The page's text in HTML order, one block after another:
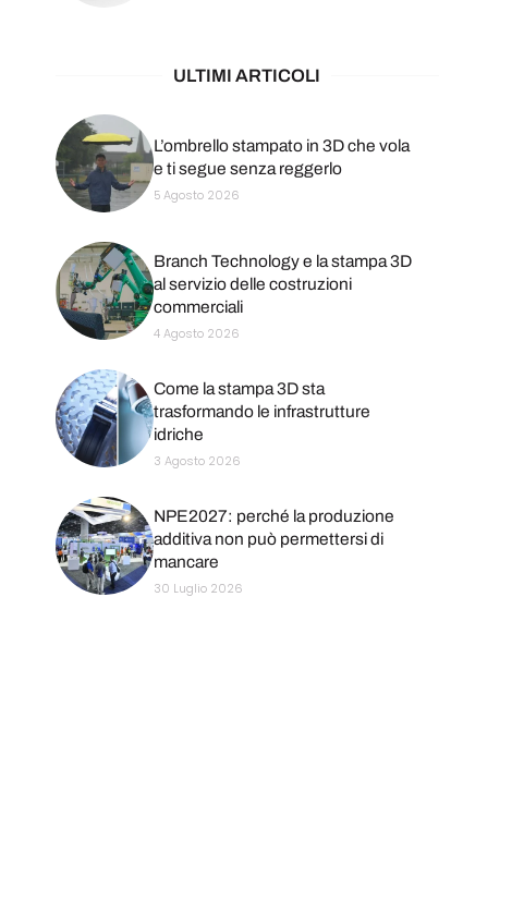
ULTIMI ARTICOLI
L’ombrello stampato in 3D che vola
e ti segue senza reggerlo
5 Agosto 2026
Branch Technology e la stampa 3D
al servizio delle costruzioni
commerciali
4 Agosto 2026
Come la stampa 3D sta
trasformando le infrastrutture
idriche
3 Agosto 2026
NPE2027: perché la produzione
additiva non può permettersi di
mancare
30 Luglio 2026